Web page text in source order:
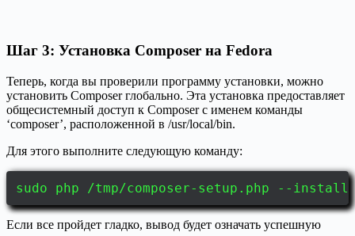
Шаг 3: Установка Composer на Fedora
Теперь, когда вы проверили программу установки, можно
установить Composer глобально. Эта установка предоставляет
общесистемный доступ к Composer с именем команды
‘composer’, расположенной в /usr/local/bin.
Для этого выполните следующую команду:
sudo php /tmp/composer-setup.php --
Если все пройдет гладко, вывод будет означать успешную